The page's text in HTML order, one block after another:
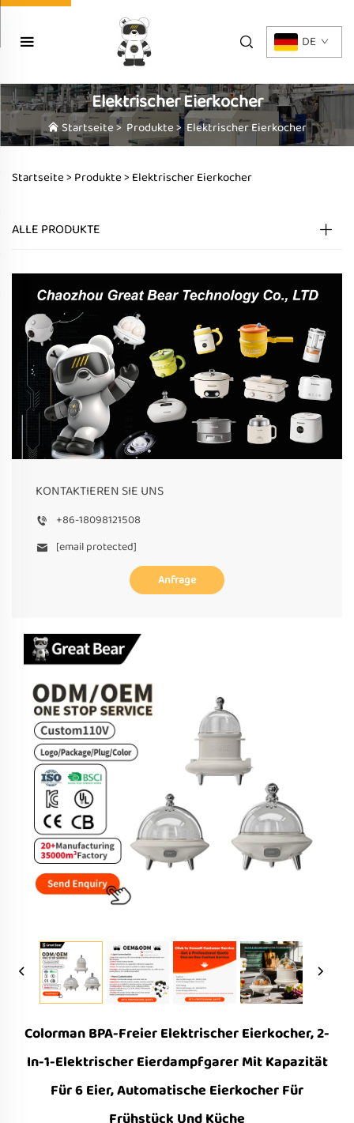
DE
Elektrischer Eierkocher
Startseite> Produkte> Elektrischer Eierkocher
Startseite > Produkte> Elektrischer Eierkocher
ALLE PRODUKTE
KONTAKTIEREN SIE UNS
+86-18098121508
[email protected]
Anfrage
Colorman BPA-Freier Elektrischer Eierkocher, 2-
In-1-Elektrischer Eierdampfgarer Mit Kapazität
Für 6 Eier, Automatische Eierkocher Für